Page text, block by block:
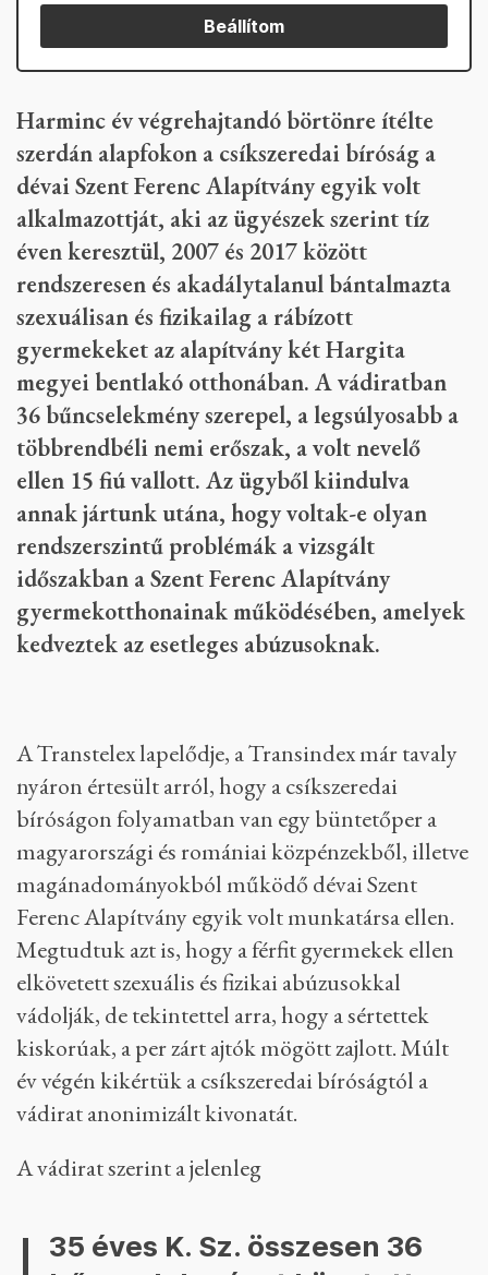
Beállítom
Harminc év végrehajtandó börtönre ítélte
szerdán alapfokon a csíkszeredai bíróság a
dévai Szent Ferenc Alapítvány egyik volt
alkalmazottját, aki az ügyészek szerint tíz
éven keresztül, 2007 és 2017 között
rendszeresen és akadálytalanul bántalmazta
szexuálisan és fizikailag a rábízott
gyermekeket az alapítvány két Hargita
megyei bentlakó otthonában. A vádiratban
36 bűncselekmény szerepel, a legsúlyosabb a
többrendbéli nemi erőszak, a volt nevelő
ellen 15 fiú vallott. Az ügyből kiindulva
annak jártunk utána, hogy voltak-e olyan
rendszerszintű problémák a vizsgált
időszakban a Szent Ferenc Alapítvány
gyermekotthonainak működésében, amelyek
kedveztek az esetleges abúzusoknak.
A Transtelex lapelődje, a Transindex már tavaly
nyáron értesült arról, hogy a csíkszeredai
bíróságon folyamatban van egy büntetőper a
magyarországi és romániai közpénzekből, illetve
magánadományokból működő dévai Szent
Ferenc Alapítvány egyik volt munkatársa ellen.
Megtudtuk azt is, hogy a férfit gyermekek ellen
elkövetett szexuális és fizikai abúzusokkal
vádolják, de tekintettel arra, hogy a sértettek
kiskorúak, a per zárt ajtók mögött zajlott. Múlt
év végén kikértük a csíkszeredai bíróságtól a
vádirat anonimizált kivonatát.
A vádirat szerint a jelenleg
35 éves K. Sz. összesen 36